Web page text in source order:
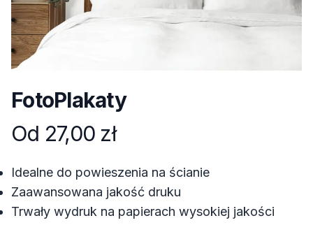
FotoPlakaty
Informacje o produkcie
Od 27,00 zł
Opis
Idealne do powieszenia na ścianie
Zaawansowana jakość druku
Trwały wydruk na papierach wysokiej jakości